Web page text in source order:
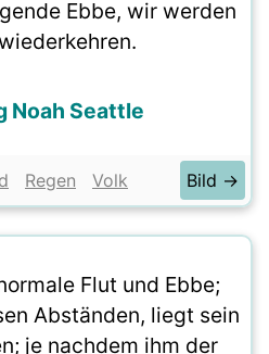
Ebbe, wir werden
Noah Seattle
Regen Volk Bild →
Flut und Ebbe;
Abständen, liegt sein
je nachdem ihm der